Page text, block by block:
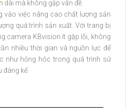
dài mà không gặp vấn đề.
vào việc nâng cao chất lượng sản
quá trình sản xuất. Với trang bị
camera KBvision ít gặp lỗi, không
nhiều thời gian và nguồn lực để
như hỏng hóc trong quá trình sử
đáng kể.